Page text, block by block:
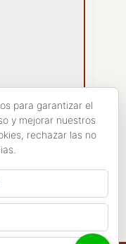
para garantizar el
y mejorar nuestros
rechazar las no